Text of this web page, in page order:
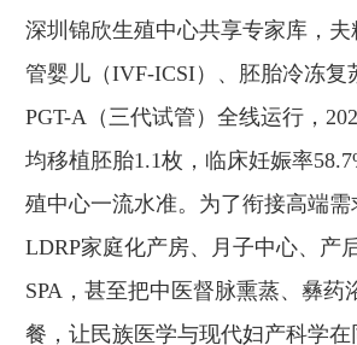
深圳锦欣生殖中心共享专家库，
管婴儿（IVF-ICSI）、胚胎冷冻复
PGT-A（三代试管）全线运行，
均移植胚胎1.1枚，临床妊娠率
殖中心一流水准。为了衔接高端
LDRP家庭化产房、月子中心、产
SPA，甚至把中医督脉熏蒸、彝药
餐，让民族医学与现代妇产科学在